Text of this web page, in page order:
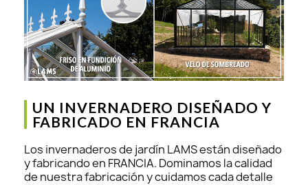
UN INVERNADERO DISEÑADO Y
FABRICADO EN FRANCIA
Los invernaderos de jardín LAMS están diseñado
y fabricando en FRANCIA. Dominamos la calidad
de nuestra fabricación y cuidamos cada detalle